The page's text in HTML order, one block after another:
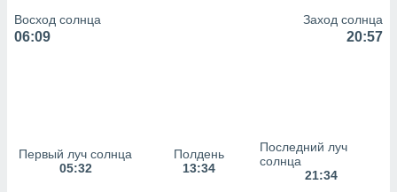
Восход солнца
06:09
Заход солнца
20:57
Первый луч солнца
05:32
Полдень
13:34
Последний луч
солнца
21:34